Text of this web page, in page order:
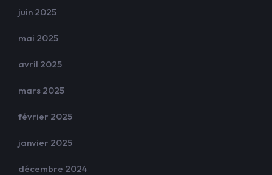
juin 2025
mai 2025
avril 2025
mars 2025
février 2025
janvier 2025
décembre 2024